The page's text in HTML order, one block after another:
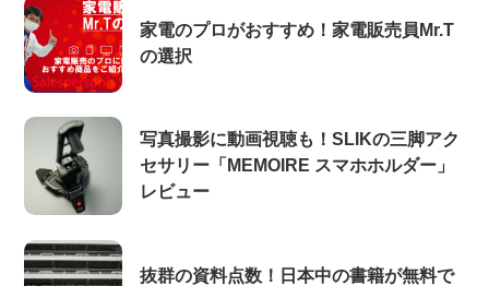
家電のプロがおすすめ！家電販売員Mr.T
の選択
写真撮影に動画視聴も！SLIKの三脚アク
セサリー「MEMOIRE スマホホルダー」
レビュー
抜群の資料点数！日本中の書籍が無料で